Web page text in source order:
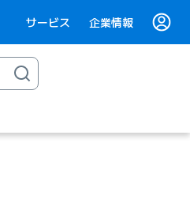
サービス 企業情報